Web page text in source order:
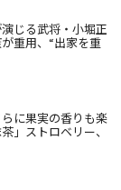
じる武将・小堀正
重用、“出家を重
に果実の香りも楽
」ストロベリー、